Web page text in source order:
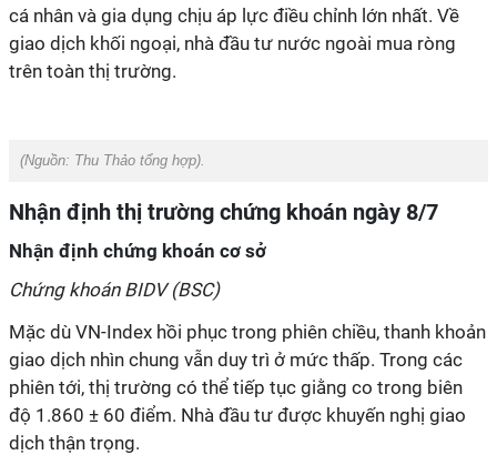
cá nhân và gia dụng chịu áp lực điều chỉnh lớn nhất. Về
giao dịch khối ngoại, nhà đầu tư nước ngoài mua ròng
trên toàn thị trường.
(Nguồn: Thu Thảo tổng hợp).
Nhận định thị trường chứng khoán ngày 8/7
Nhận định chứng khoán cơ sở
Chứng khoán BIDV (BSC)
Mặc dù VN-Index hồi phục trong phiên chiều, thanh khoản
giao dịch nhìn chung vẫn duy trì ở mức thấp. Trong các
phiên tới, thị trường có thể tiếp tục giằng co trong biên
độ 1.860 ± 60 điểm. Nhà đầu tư được khuyến nghị giao
dịch thận trọng.